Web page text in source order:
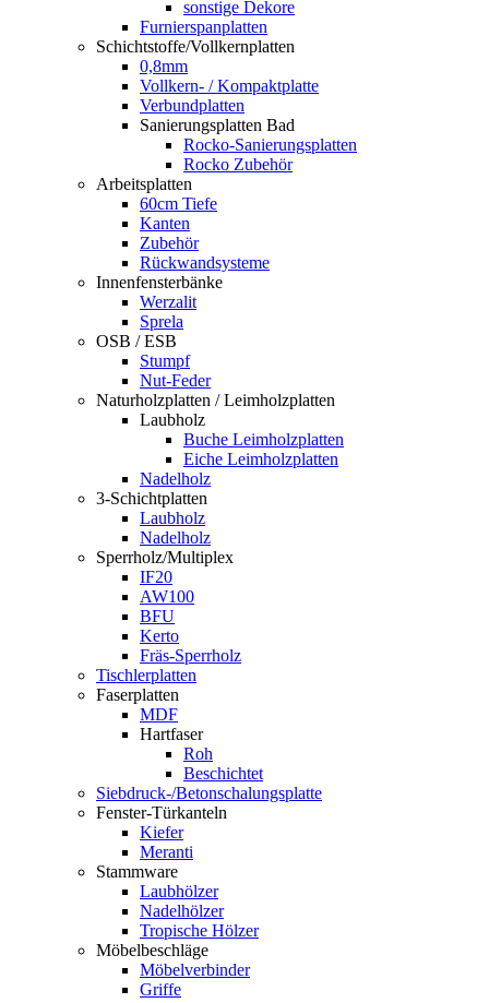
sonstige Dekore
Furnierspanplatten
Schichtstoffe/Vollkernplatten
0,8mm
Vollkern- / Kompaktplatte
Verbundplatten
Sanierungsplatten Bad
Rocko-Sanierungsplatten
Rocko Zubehör
Arbeitsplatten
60cm Tiefe
Kanten
Zubehör
Rückwandsysteme
Innenfensterbänke
Werzalit
Sprela
OSB / ESB
Stumpf
Nut-Feder
Naturholzplatten / Leimholzplatten
Laubholz
Buche Leimholzplatten
Eiche Leimholzplatten
Nadelholz
3-Schichtplatten
Laubholz
Nadelholz
Sperrholz/Multiplex
IF20
AW100
BFU
Kerto
Fräs-Sperrholz
Tischlerplatten
Faserplatten
MDF
Hartfaser
Roh
Beschichtet
Siebdruck-/Betonschalungsplatte
Fenster-Türkanteln
Kiefer
Meranti
Stammware
Laubhölzer
Nadelhölzer
Tropische Hölzer
Möbelbeschläge
Möbelverbinder
Griffe